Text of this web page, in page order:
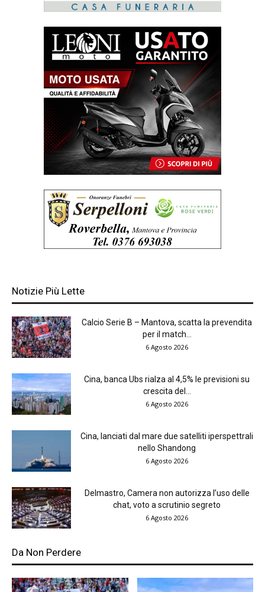
Notizie Più Lette
Calcio Serie B – Mantova, scatta la prevendita
per il match...
6 Agosto 2026
Cina, banca Ubs rialza al 4,5% le previsioni su
crescita del...
6 Agosto 2026
Cina, lanciati dal mare due satelliti iperspettrali
nello Shandong
6 Agosto 2026
Delmastro, Camera non autorizza l’uso delle
chat, voto a scrutinio segreto
6 Agosto 2026
Da Non Perdere